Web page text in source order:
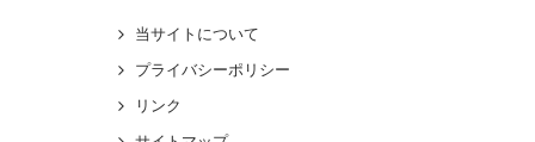
当サイトについて
プライバシーポリシー
リンク